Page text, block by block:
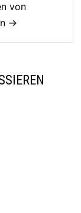
von
→